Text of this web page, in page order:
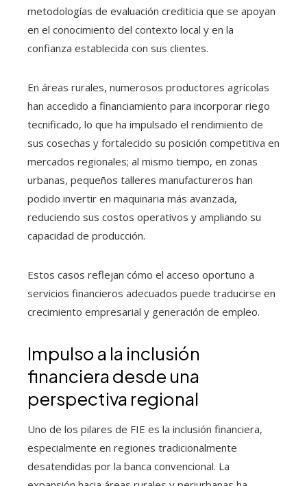
metodologías de evaluación crediticia que se apoyan
en el conocimiento del contexto local y en la
confianza establecida con sus clientes.
En áreas rurales, numerosos productores agrícolas
han accedido a financiamiento para incorporar riego
tecnificado, lo que ha impulsado el rendimiento de
sus cosechas y fortalecido su posición competitiva en
mercados regionales; al mismo tiempo, en zonas
urbanas, pequeños talleres manufactureros han
podido invertir en maquinaria más avanzada,
reduciendo sus costos operativos y ampliando su
capacidad de producción.
Estos casos reflejan cómo el acceso oportuno a
servicios financieros adecuados puede traducirse en
crecimiento empresarial y generación de empleo.
Impulso a la inclusión
financiera desde una
perspectiva regional
Uno de los pilares de FIE es la inclusión financiera,
especialmente en regiones tradicionalmente
desatendidas por la banca convencional. La